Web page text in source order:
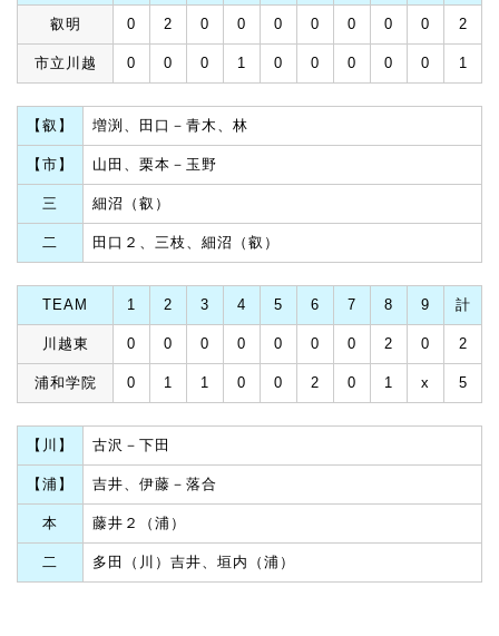
叡明 0 2 0 0 0 0 0 0 0 2
市立川越 0 0 0 1 0 0 0 0 0 1
【叡】 増渕、田口－青木、林
【市】 山田、栗本－玉野
三 細沼（叡）
二 田口２、三枝、細沼（叡）
TEAM 1 2 3 4 5 6 7 8 9 計
川越東 0 0 0 0 0 0 0 2 0 2
浦和学院 0 1 1 0 0 2 0 1 x 5
【川】 古沢－下田
【浦】 吉井、伊藤－落合
本 藤井２（浦）
二 多田（川）吉井、垣内（浦）